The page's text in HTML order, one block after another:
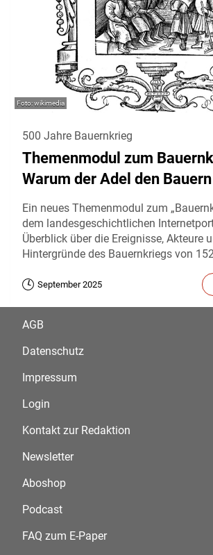
wikimedia
500 Jahre Bauernkrieg
Themenmodul zum
Warum der Adel den
Ein neues Themenmodul zum
dem landesgeschichtlichen
Überblick über die Ereignisse, Akteure
Hintergründe des Bauernkriegs von
September 2025
AGB
Datenschutz
Impressum
Login
Kontakt zur Redaktion
Newsletter
Aboshop
Podcast
FAQ zum E-Paper